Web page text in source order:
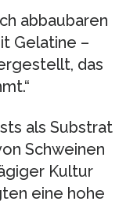
abbaubaren
Gelatine –
das
als Substrat
Schweinen
Kultur
eine hohe